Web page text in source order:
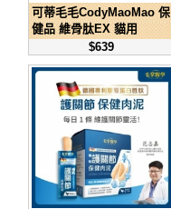
可蒂毛毛CodyMaoMao 保
健品 維骨肽EX 貓用
$639